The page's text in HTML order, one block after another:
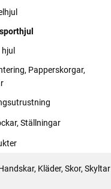
Papperskorgar,
Ställningar
Kläder, Skor, Skyltar